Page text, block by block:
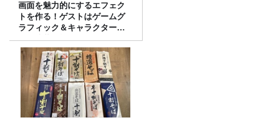
画面を魅力的にするエフェク
トを作る！ゲストはゲームグ
ラフィック＆キャラクター専
攻の遠藤里桜さん！